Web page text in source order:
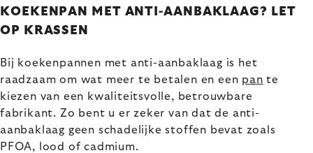
KOEKENPAN MET ANTI-AANBAKLAAG? LET
OP KRASSEN
Bij koekenpannen met anti-aanbaklaag is het
raadzaam om wat meer te betalen en een pan te
kiezen van een kwaliteitsvolle, betrouwbare
fabrikant. Zo bent u er zeker van dat de anti-
aanbaklaag geen schadelijke stoffen bevat zoals
PFOA, lood of cadmium.